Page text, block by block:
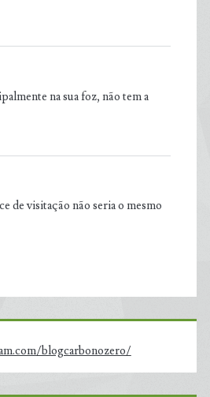
na sua foz, não tem a
de visitação não seria o mesmo
blogcarbonozero/